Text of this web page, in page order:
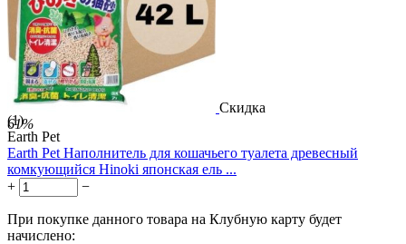
Скидка
61%
(1)
Earth Pet
Earth Pet Наполнитель для кошачьего туалета древесный
комкующийся Hinoki японская ель ...
+
−
При покупке данного товара на Клубную карту будет
начислено: